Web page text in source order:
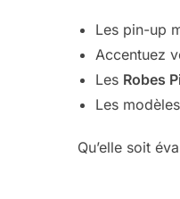
Les pin-up
Accentuez
Les Robes
Les
Qu’elle soit